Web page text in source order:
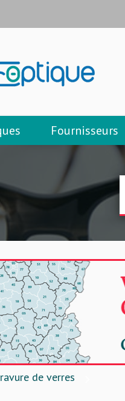
Fournisseurs
de verres